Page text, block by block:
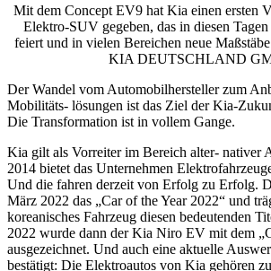
Mit dem Concept EV9 hat Kia einen ersten
Elektro-SUV gegeben, das in diesen
feiert und in vielen Bereichen neue
KIA DEUTSCHLAND
Der Wandel vom Automobilhersteller zum
Mobilitäts- lösungen ist das Ziel der Kia-
Die Transformation ist in vollem Gange.
Kia gilt als Vorreiter im Bereich alter- nativer
2014 bietet das Unternehmen
Und die fahren derzeit von Erfolg zu Erfolg.
März 2022 das „Car of the Year 2022“ und
koreanisches Fahrzeug diesen bedeutenden
2022 wurde dann der Kia Niro EV mit dem
ausgezeichnet. Und auch eine aktuelle
bestätigt: Die Elektroautos von Kia gehören